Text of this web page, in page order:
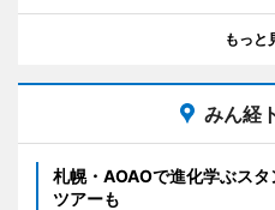
もっと
みん経
札幌・AOAOで進化学ぶス
ツアーも